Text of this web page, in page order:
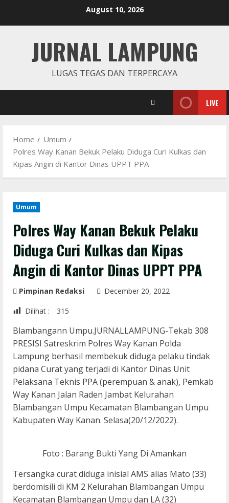
August 10, 2026
JURNAL LAMPUNG
LUGAS TEGAS DAN TERPERCAYA
LIVE
Home
Umum
Polres Way Kanan Bekuk Pelaku Diduga Curi Kulkas dan
Kipas Angin di Kantor Dinas UPPT PPA
Umum
Polres Way Kanan Bekuk Pelaku
Diduga Curi Kulkas dan Kipas
Angin di Kantor Dinas UPPT PPA
Pimpinan Redaksi December 20, 2022
Dilihat : 315
Blambangann Umpu.JURNALLAMPUNG-Tekab 308
PRESISI Satreskrim Polres Way Kanan Polda
Lampung berhasil membekuk diduga pelaku tindak
pidana Curat yang terjadi di Kantor Dinas Unit
Pelaksana Teknis PPA (perempuan & anak), Pemkab
Way Kanan Jalan Raden Jambat Kelurahan
Blambangan Umpu Kecamatan Blambangan Umpu
Kabupaten Way Kanan. Selasa(20/12/2022).
Foto : Barang Bukti Yang Di Amankan
Tersangka curat diduga inisial AMS alias Mato (33)
berdomisili di KM 2 Kelurahan Blambangan Umpu
Kecamatan Blambangan Umpu dan LA (32)